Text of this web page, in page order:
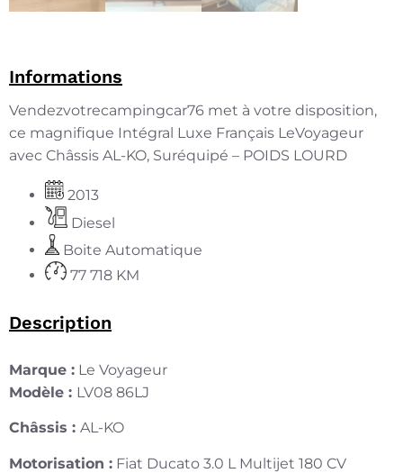
Informations
Vendezvotrecampingcar76 met à votre disposition,
ce magnifique Intégral Luxe Français LeVoyageur
avec Châssis AL-KO, Suréquipé – POIDS LOURD
2013
Diesel
Boite Automatique
77 718 KM
Description
Marque : Le Voyageur
Modèle : LV08 86LJ
Châssis : AL-KO
Motorisation : Fiat Ducato 3.0 L Multijet 180 CV